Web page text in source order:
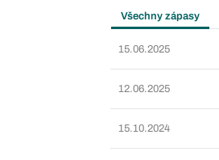
Všechny zápasy
15.06.2025
12.06.2025
15.10.2024